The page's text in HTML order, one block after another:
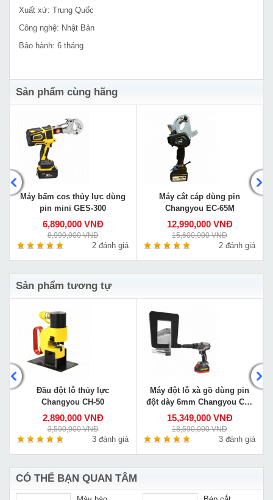
Xuất xứ: Trung Quốc
Công nghệ: Nhật Bản
Bảo hành: 6 tháng
Sản phẩm cùng hãng
Máy bấm cos thủy lực dùng
pin mini GES-300
6,890,000 VNĐ
8,990,000 VNĐ
2 đánh giá
Máy cắt cáp dùng pin
Changyou EC-65M
12,990,000 VNĐ
15,600,000 VNĐ
2 đánh giá
Sản phẩm tương tự
Đầu đột lỗ thủy lực
Changyou CH-50
2,890,000 VNĐ
3,590,000 VNĐ
3 đánh giá
Máy đột lỗ xà gồ dùng pin
đột dày 6mm Changyou CM-
620CZ
15,349,000 VNĐ
18,590,000 VNĐ
3 đánh giá
CÓ THỂ BẠN QUAN TÂM